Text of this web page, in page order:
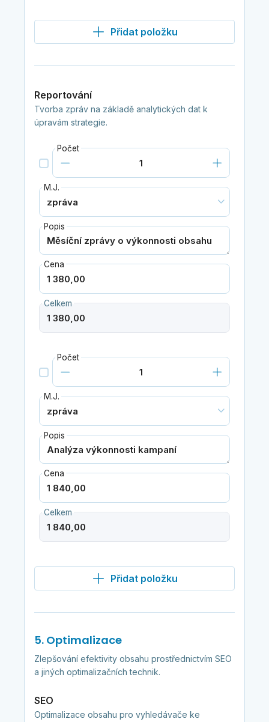
Přidat položku
Reportování
Tvorba zpráv na základě analytických dat k
úpravám strategie.
Počet
M.J.
Popis
Cena
Celkem
Počet
M.J.
Popis
Cena
Celkem
Přidat položku
5. Optimalizace
Zlepšování efektivity obsahu prostřednictvím SEO
a jiných optimalizačních technik.
SEO
Optimalizace obsahu pro vyhledávače ke